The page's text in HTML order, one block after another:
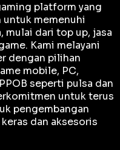
platform yang
untuk memenuhi
mulai dari top up, jasa
Kami melayani
dengan pilihan
mobile, PC,
seperti pulsa dan
untuk terus
pengembangan
dan aksesoris